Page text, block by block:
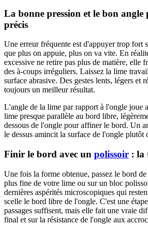
La bonne pression et le bon
précis
Une erreur fréquente est d'appuyer trop fort
que plus on appuie, plus on va vite. En
excessive ne retire pas plus de matière, elle
des à-coups irréguliers. Laissez la lime
surface abrasive. Des gestes lents, légers et
toujours un meilleur résultat.
L'angle de la lime par rapport à l'ongle joue
lime presque parallèle au bord libre,
dessous de l'ongle pour affiner le bord. Un
le dessus amincit la surface de l'ongle plutôt
Finir le bord avec un polissoir : la
Une fois la forme obtenue, passez le bord
plus fine de votre lime ou sur un bloc
dernières aspérités microscopiques qui
scelle le bord libre de l'ongle. C'est une
passages suffisent, mais elle fait une vraie
final et sur la résistance de l'ongle aux